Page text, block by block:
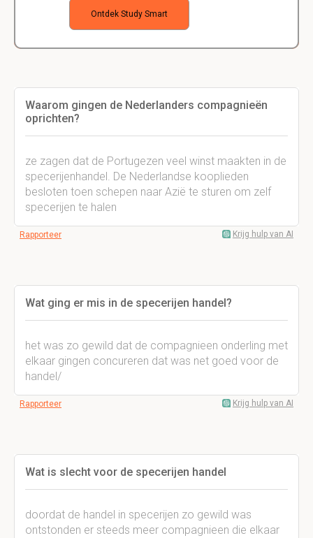
Ontdek Study Smart
Waarom gingen de Nederlanders compagnieën
oprichten?
ze zagen dat de Portugezen veel winst maakten in de
specerijenhandel. De Nederlandse kooplieden
besloten toen schepen naar Azië te sturen om zelf
specerijen te halen
Rapporteer Krijg hulp van AI
Wat ging er mis in de specerijen handel?
het was zo gewild dat de compagnieen onderling met
elkaar gingen concureren dat was net goed voor de
handel/
Rapporteer Krijg hulp van AI
Wat is slecht voor de specerijen handel
doordat de handel in specerijen zo gewild was
ontstonden er steeds meer compagnieen die elkaar